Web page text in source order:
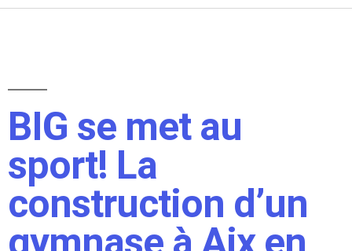
BIG se met au
sport! La
construction d’un